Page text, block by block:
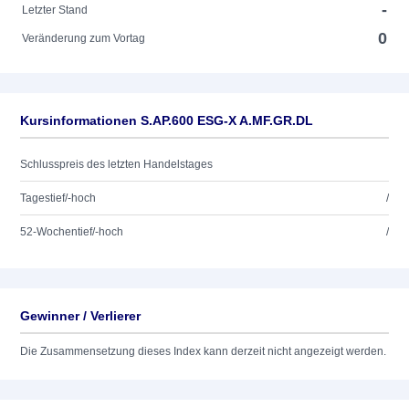
Letzter Stand
-
Veränderung zum Vortag 0
Kursinformationen S.AP.600 ESG-X A.MF.GR.DL
Schlusspreis des letzten Handelstages
Tagestief/-hoch /
52-Wochentief/-hoch /
Gewinner / Verlierer
Die Zusammensetzung dieses Index kann derzeit nicht angezeigt werden.